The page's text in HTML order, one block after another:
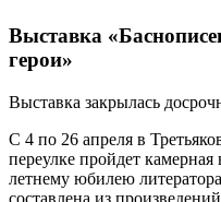
Выставка
герои»
Выставка закрылась
С 4 по 26 апреля в
переулке пройдет
летнему юбилею
составлена из